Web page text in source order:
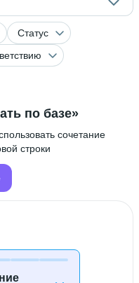
Статус
по базе»
сочетание
строки